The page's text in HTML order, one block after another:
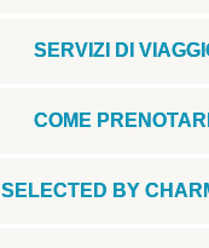
SERVIZI DI
COME
SELECTED BY